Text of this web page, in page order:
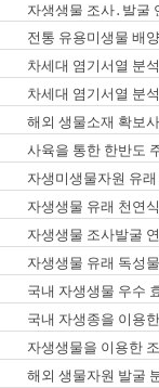
자생생물 조사․발굴
전통 유용미생물 배
차세대 염기서열 분
차세대 염기서열 분
해외 생물소재 확보
사육을 통한 한반도
자생미생물자원 유
자생생물 유래 천연
자생생물 조사발굴
자생생물 유래 독성
국내 자생생물 우수
국내 자생종을 이용
자생생물을 이용한
해외 생물자원 발굴